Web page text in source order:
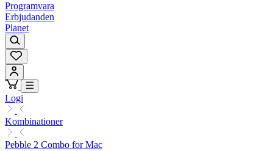
Programvara
Erbjudanden
Planet
Logi
Kombinationer
Pebble 2 Combo for Mac